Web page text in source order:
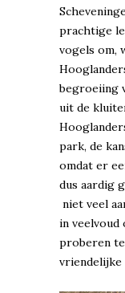
prachtige
vogels om,
begroeiing
uit de
park, de
omdat er
dus aardig
niet veel
in veelvoud
proberen
vriendelijke